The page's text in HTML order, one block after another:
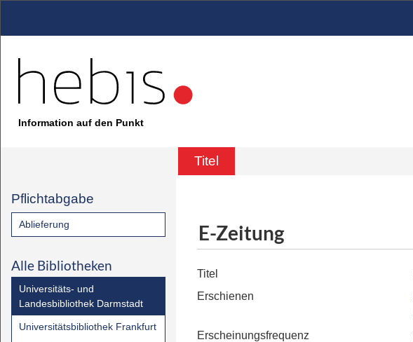
Information auf den Punkt
Titel
Pflichtabgabe
Ablieferung
Alle Bibliotheken
Universitäts- und
Landesbibliothek Darmstadt
Universitätsbibliothek Frankfurt
E-Zeitung
Titel
Erschienen
Erscheinungsfrequenz